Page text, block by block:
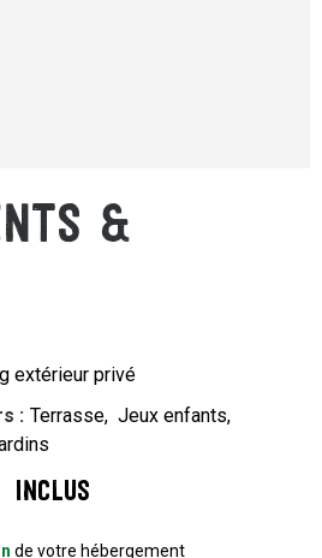
&
extérieur privé
: Terrasse Jeux enfants
Inclus
de votre hébergement